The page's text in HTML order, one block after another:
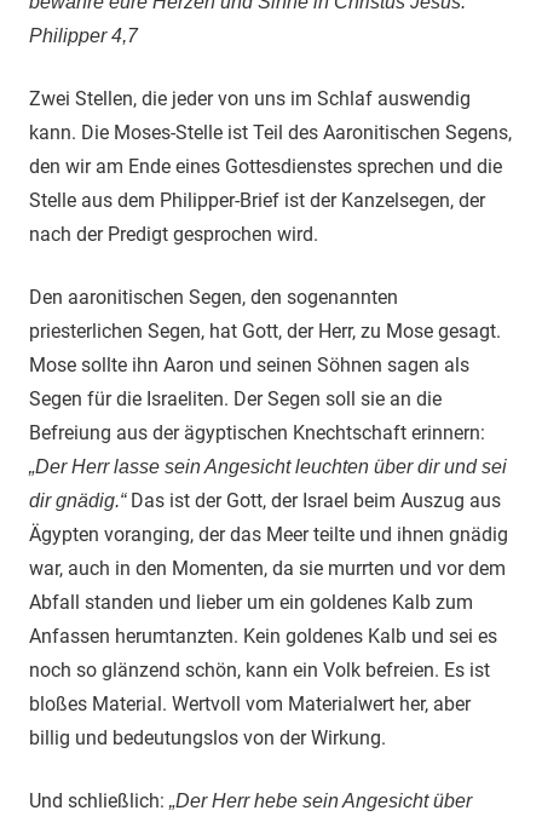
Philipper 4,7
Zwei Stellen, die jeder von uns im Schlaf auswendig
kann. Die Moses-Stelle ist Teil des Aaronitischen Segens,
den wir am Ende eines Gottesdienstes sprechen und die
Stelle aus dem Philipper-Brief ist der Kanzelsegen, der
nach der Predigt gesprochen wird.
Den aaronitischen Segen, den sogenannten
priesterlichen Segen, hat Gott, der Herr, zu Mose gesagt.
Mose sollte ihn Aaron und seinen Söhnen sagen als
Segen für die Israeliten. Der Segen soll sie an die
Befreiung aus der ägyptischen Knechtschaft erinnern:
„Der Herr lasse sein Angesicht leuchten über dir und sei
dir gnädig.“ Das ist der Gott, der Israel beim Auszug aus
Ägypten voranging, der das Meer teilte und ihnen gnädig
war, auch in den Momenten, da sie murrten und vor dem
Abfall standen und lieber um ein goldenes Kalb zum
Anfassen herumtanzten. Kein goldenes Kalb und sei es
noch so glänzend schön, kann ein Volk befreien. Es ist
bloßes Material. Wertvoll vom Materialwert her, aber
billig und bedeutungslos von der Wirkung.
Und schließlich: „Der Herr hebe sein Angesicht über